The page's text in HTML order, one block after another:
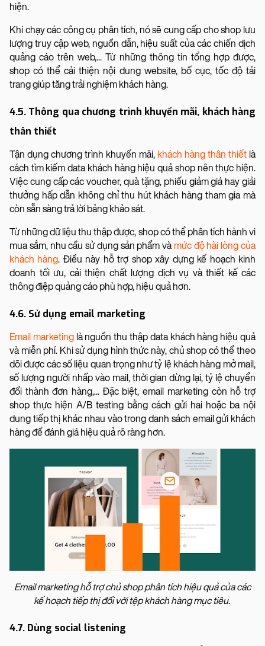
hiện.
Khi chạy các công cụ phân tích, nó sẽ cung cấp cho shop lưu
lượng truy cập web, nguồn dẫn, hiệu suất của các chiến dịch
quảng cáo trên web,... Từ những thông tin tổng hợp được,
shop có thể cải thiện nội dung website, bố cục, tốc độ tải
trang giúp tăng trải nghiệm khách hàng.
4.5. Thông qua chương trình khuyến mãi, khách hàng
thân thiết
Tận dụng chương trình khuyến mãi, khách hàng thân thiết là
cách tìm kiếm data khách hàng hiệu quả shop nên thực hiện.
Việc cung cấp các voucher, quà tặng, phiếu giảm giá hay giải
thưởng hấp dẫn không chỉ thu hút khách hàng tham gia mà
còn sẵn sàng trả lời bảng khảo sát.
Từ những dữ liệu thu thập được, shop có thể phân tích hành vi
mua sắm, nhu cầu sử dụng sản phẩm và mức độ hài lòng của
khách hàng. Điều này hỗ trợ shop xây dựng kế hoạch kinh
doanh tối ưu, cải thiện chất lượng dịch vụ và thiết kế các
thông điệp quảng cáo phù hợp, hiệu quả hơn.
4.6. Sử dụng email marketing
Email marketinglà nguồn thu thập data khách hàng hiệu quả
và miễn phí. Khi sử dụng hình thức này, chủ shop có thể theo
dõi được các số liệu quan trọng như tỷ lệ khách hàng mở mail,
số lượng người nhấp vào mail, thời gian dừng lại, tỷ lệ chuyển
đổi thành đơn hàng,... Đặc biệt, email marketing còn hỗ trợ
shop thực hiện A/B testing bằng cách gửi hai hoặc ba nội
dung tiếp thị khác nhau vào trong danh sách email gửi khách
hàng để đánh giá hiệu quả rõ ràng hơn.
Email marketing hỗ trợ chủ shop phân tích hiệu quả của các
kế hoạch tiếp thị đối với tệp khách hàng mục tiêu.
4.7. Dùng social listening